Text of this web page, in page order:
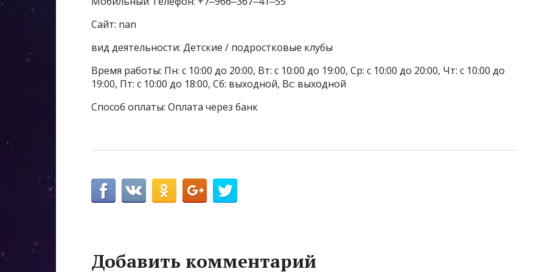
Сайт: nan
вид деятельности: Детские / подростковые клубы
Время работы: Пн: с 10:00 до 20:00, Вт: с 10:00 до 19:00, Ср: с 10:00 до 20:00, Чт: с 10:00 до
19:00, Пт: с 10:00 до 18:00, Сб: выходной, Вс: выходной
Способ оплаты: Оплата через банк
Добавить комментарий